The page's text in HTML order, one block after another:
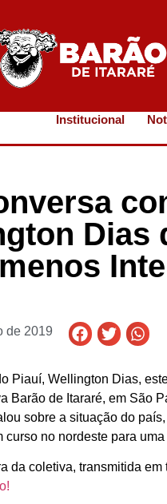
Institucional
Dias
de 2019
Piauí, Wellington Dias,
Barão de Itararé, em São
sobre a situação do
curso no nordeste para
da coletiva, transmitida